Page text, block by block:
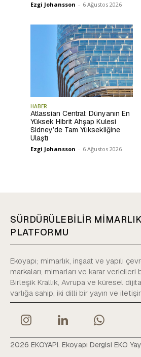
Ezgi Johansson - 6 Ağustos 2026
HABER
Atlassian Central: Dünyanın En
Yüksek Hibrit Ahşap Kulesi
Sidney’de Tam Yüksekliğine
Ulaştı
Ezgi Johansson - 6 Ağustos 2026
SÜRDÜRÜLEBİLİR
PLATFORMU
Ekoyapı; mimarlık, inşaat ve yapılı
markaları, mimarları ve karar vericileri
Birleşik Krallık, Avrupa ve küresel
varlığa sahip, iki dilli bir yayın ve
2026 EKOYAPI. Ekoyapı Dergisi EKO